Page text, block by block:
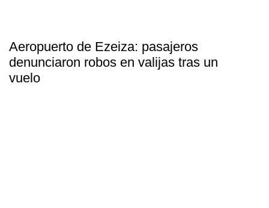
Aeropuerto de Ezeiza: pasajeros
denunciaron robos en valijas tras un
vuelo